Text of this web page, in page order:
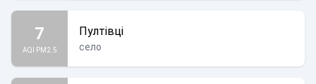
7
AQI PM2.5
Пултівці
село